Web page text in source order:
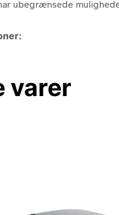
ubegrænsede
varer